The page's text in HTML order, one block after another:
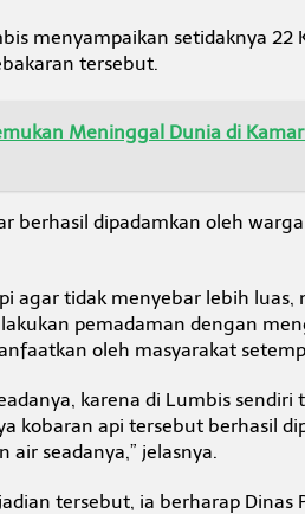
menyampaikan setidaknya 22
tersebut.
Meninggal Dunia di
berhasil dipadamkan oleh
agar tidak menyebar lebih luas,
pemadaman dengan
oleh masyarakat
karena di Lumbis sendiri
kobaran api tersebut berhasil
seadanya,” jelasnya.
tersebut, ia berharap Dinas